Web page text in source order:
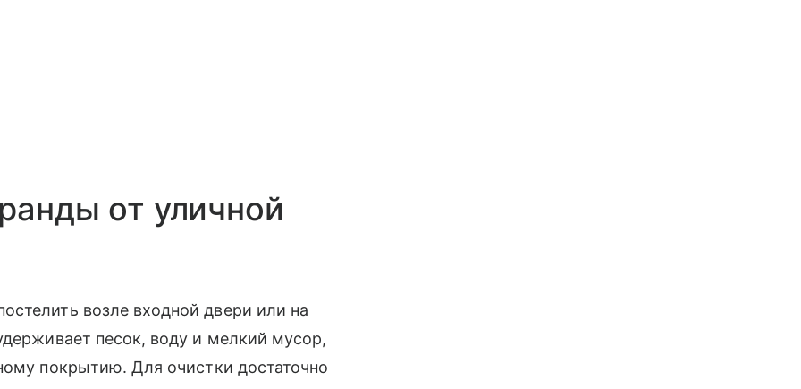
от уличной
возле входной двери или на
песок, воду и мелкий мусор,
покрытию. Для очистки достаточно